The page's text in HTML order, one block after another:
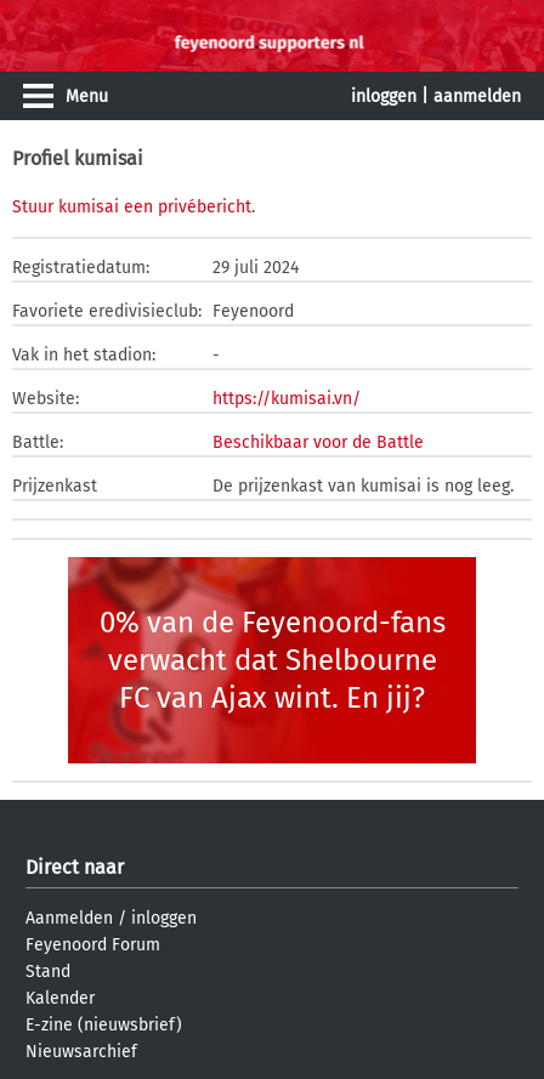
Menu inloggen aanmelden
Profiel kumisai
Stuur kumisai een privébericht.
Registratiedatum: 29 juli 2024
Favoriete eredivisieclub: Feyenoord
Vak in het stadion: -
Website: https://kumisai.vn/
Battle: Beschikbaar voor de Battle
Prijzenkast De prijzenkast van kumisai is nog leeg.
0% van de Feyenoord-fans
verwacht dat Shelbourne
FC van Ajax wint. En jij?
Direct naar
Aanmelden / inloggen
Feyenoord Forum
Stand
Kalender
E-zine (nieuwsbrief)
Nieuwsarchief